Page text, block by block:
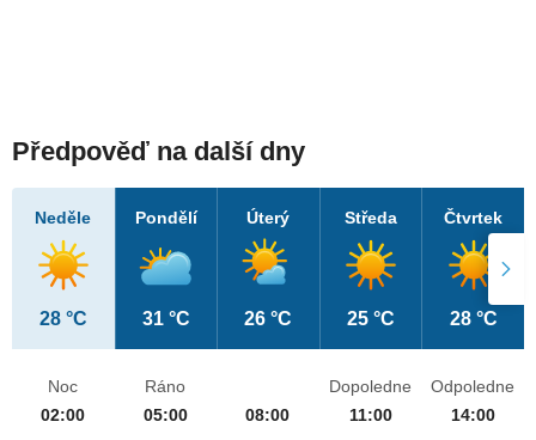
Předpověď na další dny
Neděle
28 °C
Pondělí
31 °C
Úterý
26 °C
Středa
25 °C
Čtvrtek
28 °C
Noc
02:00
Ráno
05:00
08:00
Dopoledne
11:00
Odpoledne
14:00